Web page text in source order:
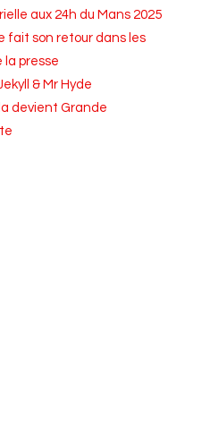
aux 24h du Mans 2025
fait son retour dans les
la presse
& Mr Hyde
devient Grande